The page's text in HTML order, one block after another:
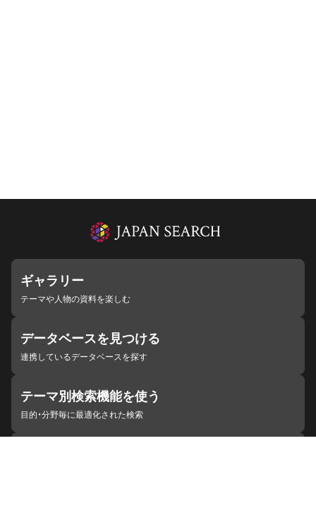
ギャラリー
テーマや人物の資料を楽しむ
データベースを見つける
連携しているデータベースを探す
テーマ別検索機能を使う
目的・分野毎に最適化された検索